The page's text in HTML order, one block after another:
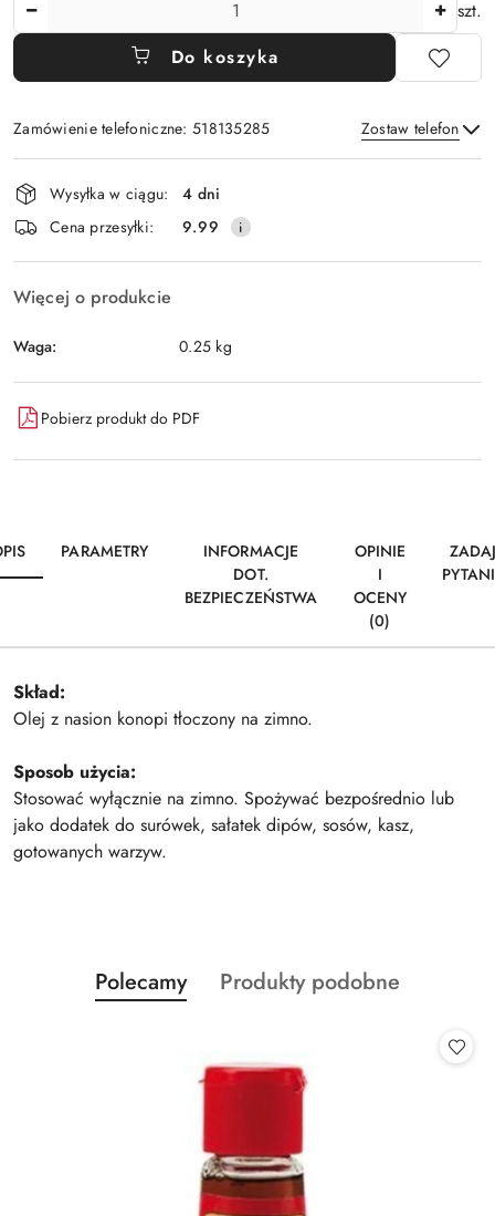
szt.
Do koszyka
Zamówienie telefoniczne: 518135285 Zostaw telefon
Wyślij
Dostępność
i
dostawa
Wysyłka w ciągu:
4 dni
Cena przesyłki:
9.99
Więcej o produkcie
Waga: 0.25 kg
Pobierz produkt do PDF
PARAMETRY
INFORMACJE
DOT.
BEZPIECZEŃSTWA
OPINIE
I
OCENY
(0)
Skład:
Olej z nasion konopi tłoczony na zimno.
Sposob użycia:
Stosować wyłącznie na zimno. Spożywać bezpośrednio lub
jako dodatek do surówek, sałatek dipów, sosów, kasz,
gotowanych warzyw.
Pomiń karuzelę produktów
Produkty
o
Polecamy
Produkty
Produkty podobne